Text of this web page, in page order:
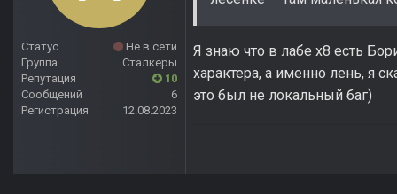
Статус
Не в сети
Группа
Сталкеры
Репутация
10
Сообщений
6
Регистрация
12.08.2023
Я знаю что в лабе х8 есть
характера, а именно лень, я
это был не локальный баг)